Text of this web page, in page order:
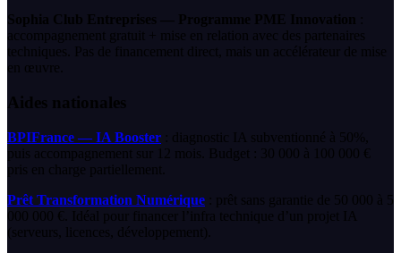
Sophia Club Entreprises — Programme PME Innovation
accompagnement gratuit + mise en relation avec des partenaires
techniques. Pas de financement direct, mais un accélérateur de mise
en œuvre.
Aides nationales
BPIFrance — IA Booster : diagnostic IA subventionné à 50%,
puis accompagnement sur 12 mois. Budget : 30 000 à 100 000 €
pris en charge partiellement.
Prêt Transformation Numérique : prêt sans garantie de 50 000 à 5
000 000 €. Idéal pour financer l’infra technique d’un projet IA
(serveurs, licences, développement).